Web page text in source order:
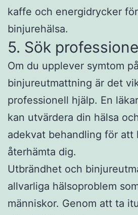
kaffe och energidrycker
binjurehälsa.
5. Sök
Om du upplever symtom
binjureutmattning är det
professionell hjälp. En
kan utvärdera din hälsa
adekvat behandling för att
återhämta dig.
Utbrändhet och
allvarliga hälsoproblem
människor. Genom att ta